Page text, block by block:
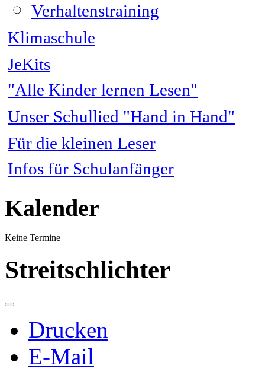
Verhaltenstraining
Klimaschule
JeKits
"Alle Kinder lernen Lesen"
Unser Schullied "Hand in Hand"
Für die kleinen Leser
Infos für Schulanfänger
Kalender
Keine Termine
Streitschlichter
Drucken
E-Mail